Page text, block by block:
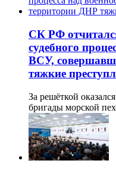
СК РФ
судебного
ВСУ,
тяжкие
За решёткой
бригады морской